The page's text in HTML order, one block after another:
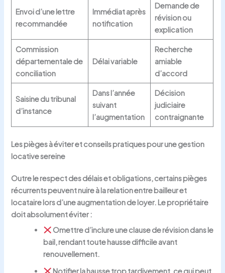
Envoi d’une lettre
recommandée
Immédiat après
notification
Demande de
révision ou
explication
Commission
départementale de
conciliation
Délai variable
Recherche
amiable
d’accord
Saisine du tribunal
d’instance
Dans l’année
suivant
l’augmentation
Décision
judiciaire
contraignante
Les pièges à éviter et conseils pratiques pour une gestion
locative sereine
Outre le respect des délais et obligations, certains pièges
récurrents peuvent nuire à la relation entre bailleur et
locataire lors d’une augmentation de loyer. Le propriétaire
doit absolument éviter :
Omettre d’inclure une clause de révision dans le
bail, rendant toute hausse difficile avant
renouvellement.
Notifier la hausse trop tardivement, ce qui peut